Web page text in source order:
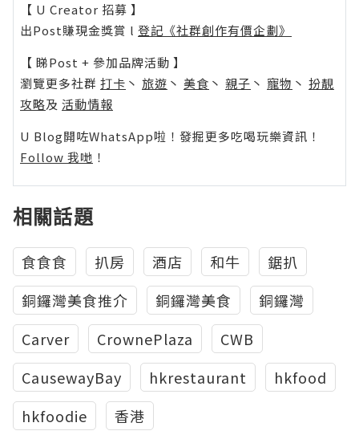
【 U Creator 招募 】
出Post賺現金獎賞 l 登記《社群創作有價企劃》
【 睇Post + 參加品牌活動 】
瀏覽更多社群 打卡 丶 旅遊 丶 美食 丶 親子 丶 寵物 丶 扮靚
攻略及 活動情報
U Blog開咗WhatsApp啦！發掘更多吃喝玩樂資訊！
Follow 我哋 ！
相關話題
食食食 扒房 酒店 和牛
鋸扒
銅鑼灣美食推介
銅鑼灣美食
銅鑼灣
Carver
CrownePlaza
CWB
CausewayBay
hkrestaurant
hkfood
hkfoodie
香港